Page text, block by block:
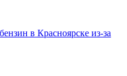
в Красноярске из-за